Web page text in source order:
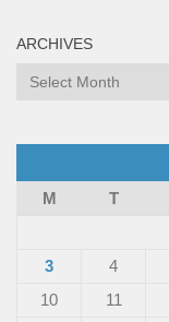
ARCHIVES
Archives
M
T
3
4
10
11